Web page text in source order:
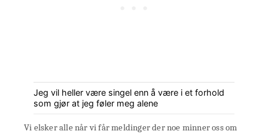
Jeg vil heller være singel enn å være i et forhold
som gjør at jeg føler meg alene
Vi elsker alle når vi får meldinger der noe minner oss om